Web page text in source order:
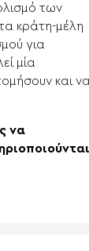
των
κράτη-μέλη
για
μία
και να
να